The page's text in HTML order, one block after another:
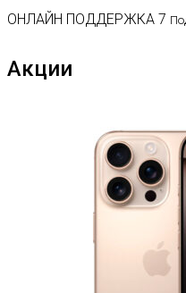
ОНЛАЙН ПОДДЕРЖКА 7
Акции